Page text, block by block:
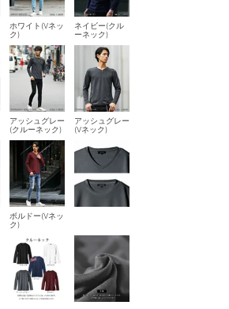
ホワイト(Vネッ
ク)
ネイビー(クル
ーネック)
アッシュグレー
(クルーネック)
アッシュグレー
(Vネック)
ボルドー(Vネッ
ク)